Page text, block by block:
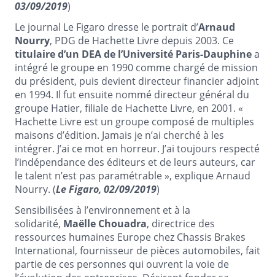
03/09/2019)
Le journal Le Figaro dresse le portrait d’Arnaud
Nourry, PDG de Hachette Livre depuis 2003. Ce
titulaire d’un DEA de l’Université Paris-Dauphinea
intégré le groupe en 1990 comme chargé de mission
du président, puis devient directeur financier adjoint
en 1994. Il fut ensuite nommé directeur général du
groupe Hatier, filiale de Hachette Livre, en 2001. «
Hachette Livre est un groupe composé de multiples
maisons d’édition. Jamais je n’ai cherché à les
intégrer. J’ai ce mot en horreur. J’ai toujours respecté
l’indépendance des éditeurs et de leurs auteurs, car
le talent n’est pas paramétrable », explique Arnaud
Nourry. (Le Figaro, 02/09/2019)
Sensibilisées à l’environnement et à la
solidarité, Maëlle Chouadra, directrice des
ressources humaines Europe chez Chassis Brakes
International, fournisseur de pièces automobiles, fait
partie de ces personnes qui ouvrent la voie de